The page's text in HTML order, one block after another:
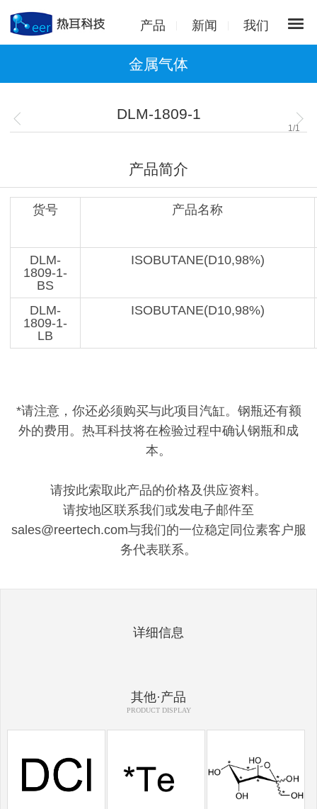
产品 新闻 我们
金属气体
DLM-1809-1
1 /1
产品简介
货号 产品名称
DLM-
1809-1-
BS
ISOBUTANE(D10,98%)
DLM-
1809-1-
LB
ISOBUTANE(D10,98%)
*请注意，你还必须购买与此项目汽缸。钢瓶还有额
外的费用。热耳科技将在检验过程中确认钢瓶和成
本。
请按此索取此产品的价格及供应资料。
请按地区联系我们或发电子邮件至
sales@reertech.com与我们的一位稳定同位素客户服
务代表联系。
详细信息
其他·产品
PRODUCT DISPLAY